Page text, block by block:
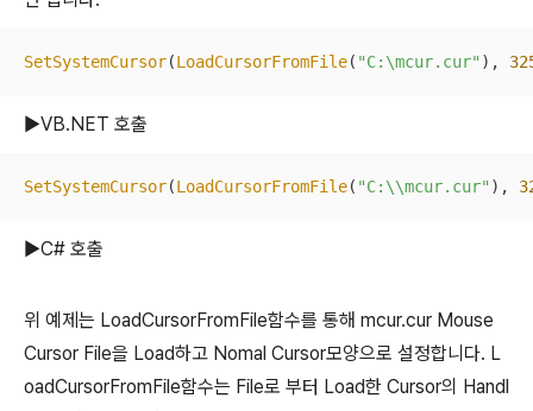
SetSystemCursor(LoadCursorFromFile( "C:\mcur.cur" ),
▶VB.NET 호출
SetSystemCursor(LoadCursorFromFile( "C:\\mcur.cur" ),
▶C# 호출
위 예제는 LoadCursorFromFile함수를 통해 mcur.cur Mouse
Cursor File을 Load하고 Nomal Cursor모양으로 설정합니다. L
oadCursorFromFile함수는 File로 부터 Load한 Cursor의 Handl